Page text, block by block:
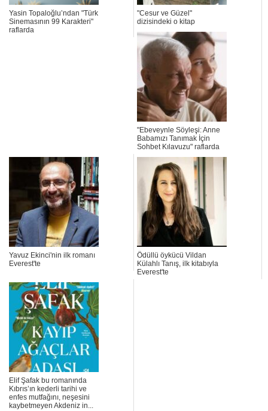
Yasin Topaloğlu’ndan "Türk
Sinemasının 99 Karakteri"
raflarda
"Cesur ve Güzel"
dizisindeki o kitap
"Ebeveynle Söyleşi: Anne
Babamızı Tanımak İçin
Sohbet Kılavuzu" raflarda
Yavuz Ekinci'nin ilk romanı
Everest'te
Ödüllü öykücü Vildan
Külahlı Tanış, ilk kitabıyla
Everest'te
Elif Şafak bu romanında
Kıbrıs’ın kederli tarihi ve
enfes mutfağını, neşesini
kaybetmeyen Akdeniz in...